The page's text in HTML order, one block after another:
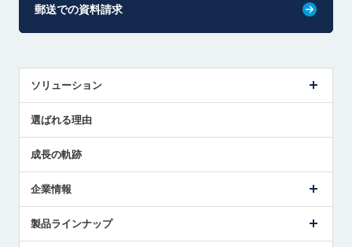
郵送での資料請求
ソリューション
解決策提案
選ばれる理由
成長の軌跡
企業情報
ごあいさつ
製品ラインナップ